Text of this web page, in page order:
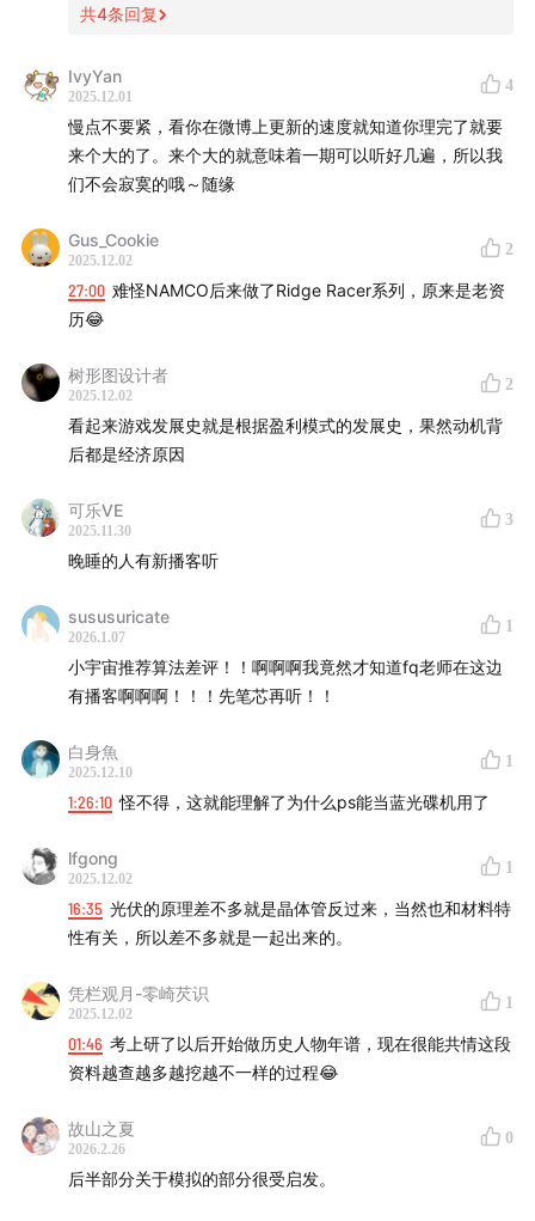
评论区内对鄙人的质疑、指责或有攻击贬损嫌疑的发言。“请
人的意思。大概率鄙人会自行删除这些言论，但没准经鄙人
考证后人家说得对，则大概会保留。
・第四法则
评论删除后，因情绪激动导致出现"报复性灌水"的，大概率
・第零法则
因触发小宇宙平台自身的审核及举报处理机制，导致评论删
除与禁言的。与鄙人无关。
共4条回复
IvyYan
2025.12.01
4
慢点不要紧，看你在微博上更新的速度就知道你理完了就要
来个大的了。来个大的就意味着一期可以听好几遍，所以我
们不会寂寞的哦～随缘
Gus_Cookie
2025.12.02
2
27:00 难怪NAMCO后来做了Ridge Racer系列，原来是老资
历😂
树形图设计者
2025.12.02
2
看起来游戏发展史就是根据盈利模式的发展史，果然动机背
后都是经济原因
可乐VE
2025.11.30
3
晚睡的人有新播客听
sususuricate
2026.1.07
1
小宇宙推荐算法差评！！啊啊啊我竟然才知道fq老师在这边
有播客啊啊啊！！！先笔芯再听！！
白身魚
2025.12.10
1
1:26:10 怪不得，这就能理解了为什么ps能当蓝光碟机用了
lfgong
2025.12.02
1
16:35 光伏的原理差不多就是晶体管反过来，当然也和材料特
性有关，所以差不多就是一起出来的。
凭栏观月-零崎芡识
2025.12.02
1
01:46 考上研了以后开始做历史人物年谱，现在很能共情这段
资料越查越多越挖越不一样的过程😂
故山之夏
2026.2.26
0
后半部分关于模拟的部分很受启发。